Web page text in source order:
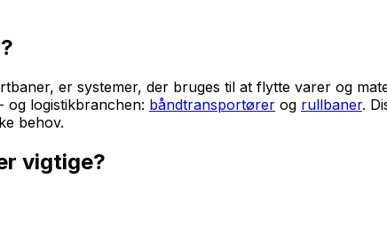
er systemer, der bruges til at flytte varer og
og logistikbranchen: båndtransportører og rullbaner.
behov.
vigtige?